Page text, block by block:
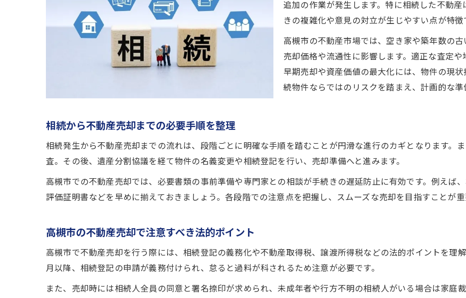
名義変更から売却までの進め方徹底解説
不動産売却で必須となる名義変更の流れ
相続登記から不動産売却までの手順解説
高槻市の不動産売却手続き実践ガイド
名義変更でよくあるミスを防ぐには
不動産売却時の必要書類と提出方法
相続人間のトラブル回避実践テクニック
遺産分割協議書の作成と合意のポイント
高槻市不動産売却における家族間調整法
専門家サポートでトラブルを未然に防ぐ方法
高槻市不動産売却ランキングの活用方法
売却戦略立案で失敗しないための視点
賃貸需要と連動した不動産売却の戦略策定
追加の作業が発生します。特に相続した不動
きの複雑化や意見の対立が生じやすい点が特徴
高槻市の不動産市場では、空き家や築年数の
売却価格や流通性に影響します。適正な査定や
早期売却や資産価値の最大化には、物件の現
続物件ならではのリスクを踏まえ、計画的な準
相続から不動産売却までの必要手順を整理
相続発生から不動産売却までの流れは、段階ごとに明確な手順を踏むことが円滑な進行のカギとなります。
査。その後、遺産分割協議を経て物件の名義変更や相続登記を行い、売却準備へと進みます。
高槻市での不動産売却では、必要書類の事前準備や専門家との相談が手続きの遅延防止に有効です。例えば
評価証明書などを早めに揃えておきましょう。各段階での注意点を把握し、スムーズな売却を目指すことが重
高槻市の不動産売却で注意すべき法的ポイント
高槻市で不動産売却を行う際には、相続登記の義務化や不動産取得税、譲渡所得税などの法的ポイントを理
月以降、相続登記の申請が義務付けられ、怠ると過料が科されるため注意が必要です。
また、売却時には相続人全員の同意と署名捺印が求められ、未成年者や行方不明の相続人がいる場合は家庭